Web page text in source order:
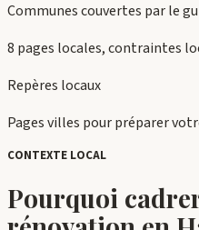
Communes couvertes par le
8 pages locales, contraintes
Repères locaux
Pages villes pour préparer
CONTEXTE LOCAL
Pourquoi